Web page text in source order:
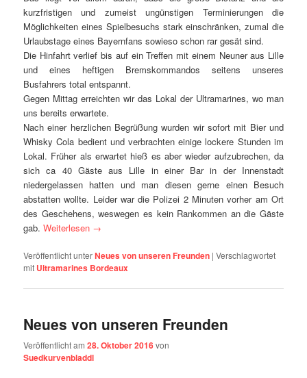
kurzfristigen und zumeist ungünstigen Terminierungen die
Möglichkeiten eines Spielbesuchs stark einschränken, zumal die
Urlaubstage eines Bayernfans sowieso schon rar gesät sind.
Die Hinfahrt verlief bis auf ein Treffen mit einem Neuner aus Lille
und eines heftigen Bremskommandos seitens unseres
Busfahrers total entspannt.
Gegen Mittag erreichten wir das Lokal der Ultramarines, wo man
uns bereits erwartete.
Nach einer herzlichen Begrüßung wurden wir sofort mit Bier und
Whisky Cola bedient und verbrachten einige lockere Stunden im
Lokal. Früher als erwartet hieß es aber wieder aufzubrechen, da
sich ca 40 Gäste aus Lille in einer Bar in der Innenstadt
niedergelassen hatten und man diesen gerne einen Besuch
abstatten wollte. Leider war die Polizei 2 Minuten vorher am Ort
des Geschehens, weswegen es kein Rankommen an die Gäste
gab.Weiterlesen →
Veröffentlicht unterNeues von unseren Freunden |Verschlagwortet
mit Ultramarines Bordeaux
Neues von unseren Freunden
Veröffentlicht am28. Oktober 2016von
Suedkurvenbladdl